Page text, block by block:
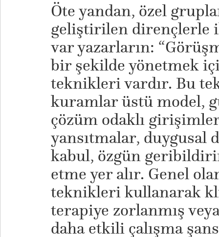
Öte yandan, özel
geliştirilen dirençlerle
var yazarların:
bir şekilde yönetmek
teknikleri vardır. Bu
kuramlar üstü model,
çözüm odaklı
yansıtmalar, duygusal
kabul, özgün
etme yer alır. Genel
teknikleri kullanarak
terapiye zorlanmış
daha etkili çalışma